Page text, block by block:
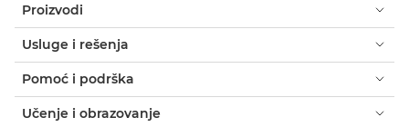
Proizvodi
Usluge i rešenja
Pomoć i podrška
Učenje i obrazovanje